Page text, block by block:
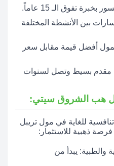
تفوق الـ 15 عاماً.
بين الأنشطة المختلفة
أفضل قيمة مقابل سعر
مقدم بسيط وتصل لسنوات
هب الشروق سيتي:
للغاية في مول تريبل
ذهبية للاستثمار:
والطبية: يبدأ من